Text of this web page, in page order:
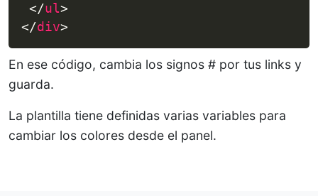
</ul>
</div>
En ese código, cambia los signos # por tus links y
guarda.
La plantilla tiene definidas varias variables para
cambiar los colores desde el panel.